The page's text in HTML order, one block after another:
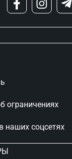
ограничениях
наших соцсетях